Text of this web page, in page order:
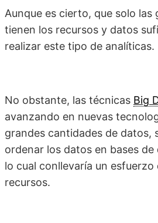
Aunque es cierto, que solo las
tienen los recursos y datos
realizar este tipo de analíticas.
No obstante, las técnicas Big
avanzando en nuevas
grandes cantidades de datos,
ordenar los datos en bases de
lo cual conllevaría un esfuerzo
recursos.